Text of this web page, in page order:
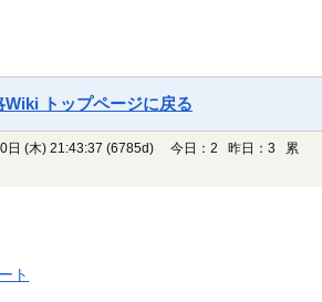
Wiki トップページに戻る
日 (木) 21:43:37 (6785d)
今日：2 昨日：3 累
ト